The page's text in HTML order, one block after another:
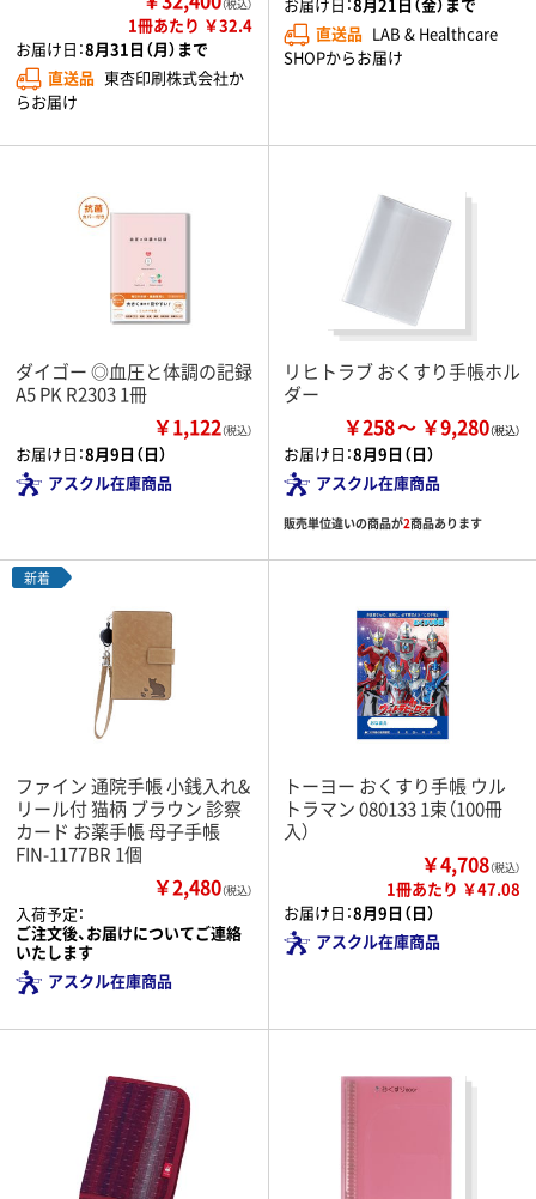
（税込）
1冊あたり ￥32.4
お届け日：8月31日（月）まで
直送品 東杏印刷株式会社か
らお届け
お届け日：8月21日（金）まで
直送品 LAB & Healthcare
SHOPからお届け
ダイゴー ◎血圧と体調の記録
A5 PK R2303 1冊
￥1,122（税込）
お届け日：8月9日（日）
アスクル在庫商品
リヒトラブ おくすり手帳ホル
ダー
￥258 ￥9,280
お届け日：8月9日（日）
アスクル在庫商品
販売単位違いの商品が2商品あります
新着
ファイン 通院手帳 小銭入れ&
リール付 猫柄 ブラウン 診察
カード お薬手帳 母子手帳
FIN-1177BR 1個
￥2,480（税込）
入荷予定：
ご注文後、お届けについてご連絡
いたします
アスクル在庫商品
トーヨー おくすり手帳 ウル
トラマン 080133 1束（100冊
入）
￥4,708（税込）
1冊あたり ￥47.08
お届け日：8月9日（日）
アスクル在庫商品